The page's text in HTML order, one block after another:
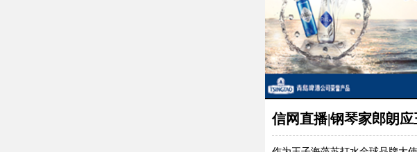
信网直播|钢琴家郎朗